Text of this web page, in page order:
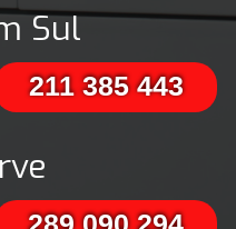
Sul
211 385 443